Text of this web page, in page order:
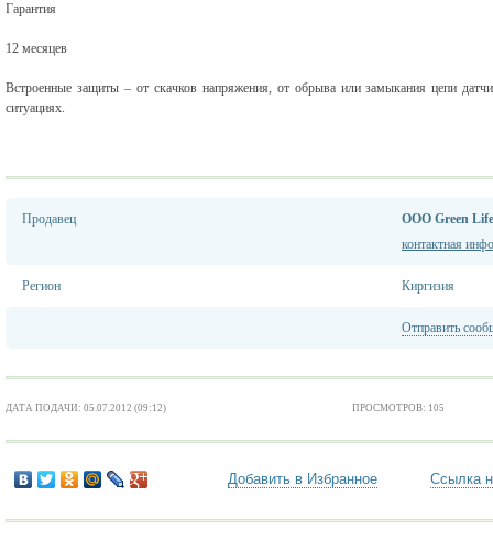
Гарантия
12 месяцев
Встроенные защиты – от скачков напряжения, от обрыва или замыкания цепи
ситуациях.
Продавец
ООО Green Life
контактная
Регион Киргизия
Отправить
ДАТА ПОДАЧИ: 05.07.2012 (09:12) ПРОСМОТРОВ: 105
Добавить в Избранное Ссылка